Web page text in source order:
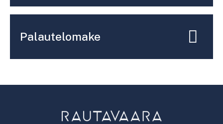
Palautelomake